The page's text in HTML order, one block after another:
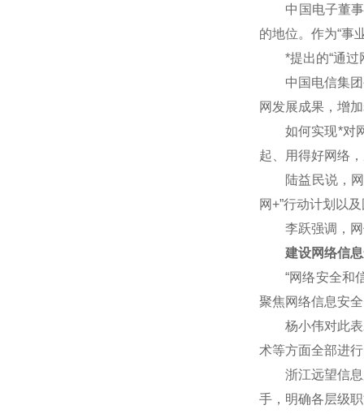
中国电子董事长
的地位。作为“事
*提出的“通过网
中国电信集团公
网发展成果，增
如何实现*对网
起、用得好网络
陆益民说，网
网+”行动计划以
李跃强调，网
建设网络信息
“网络安全和信
聚焦网络信息安
杨小伟对此表示
术等方面全部进
浙江远望信息股
手，明确各层级